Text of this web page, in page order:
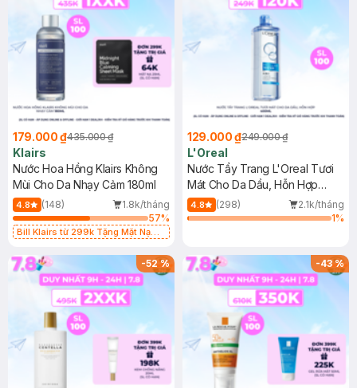
179.000 ₫435.000 ₫
Klairs
Nước Hoa Hồng Klairs Không
Mùi Cho Da Nhạy Cảm 180ml
4.8 (148)
1.8k/tháng
57%
Bill Klairs từ 299k Tặng Mặt Nạ
25ml (SL Có Hạn)
129.000 ₫249.000 ₫
L'Oreal
Nước Tẩy Trang L'Oreal Tươi
Mát Cho Da Dầu, Hỗn Hợp
400ml
4.8 (298)
2.1k/tháng
1%
-52% -43%